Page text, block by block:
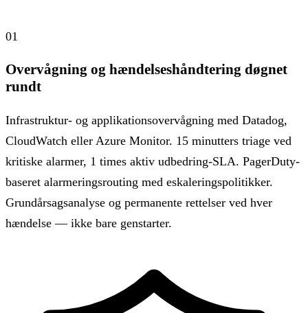
01
Overvågning og hændelseshåndtering døgnet
rundt
Infrastruktur- og applikationsovervågning med Datadog,
CloudWatch eller Azure Monitor. 15 minutters triage ved
kritiske alarmer, 1 times aktiv udbedring-SLA. PagerDuty-
baseret alarmeringsrouting med eskaleringspolitikker.
Grundårsagsanalyse og permanente rettelser ved hver
hændelse — ikke bare genstarter.